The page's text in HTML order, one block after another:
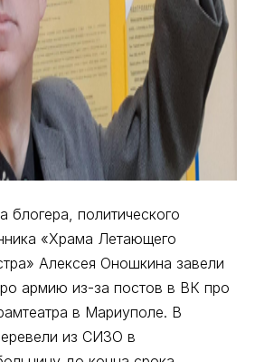
блогера, политического
«Храма Летающего
Алексея Оношкина завели
армию из-за постов в ВК про
в Мариуполе. В
из СИЗО в